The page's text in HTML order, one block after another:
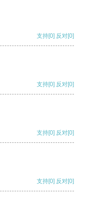
支持[0] 反对[0]
支持[0] 反对[0]
支持[0] 反对[0]
支持[0] 反对[0]